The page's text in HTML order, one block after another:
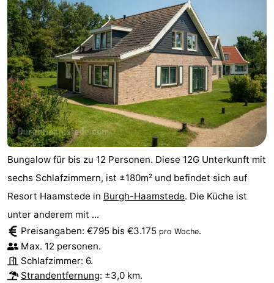
Bungalow für bis zu 12 Personen. Diese 12G Unterkunft mit
sechs Schlafzimmern, ist ±180m² und befindet sich auf
Resort Haamstede in Burgh-Haamstede. Die Küche ist
unter anderem mit ...
Preisangaben: €795 bis €3.175 pro Woche.
Max. 12 personen.
Schlafzimmer: 6.
Strandentfernung: ±3,0 km.